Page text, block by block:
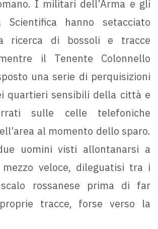
I militari dell’Arma e gli
Scientifica hanno setacciato
ricerca di bossoli e tracce
il Tenente Colonnello
una serie di perquisizioni
quartieri sensibili della città e
sulle celle telefoniche
al momento dello sparo.
uomini visti allontanarsi a
veloce, dileguatisi tra i
rossanese prima di far
tracce, forse verso la